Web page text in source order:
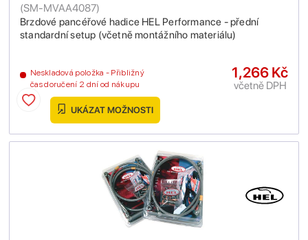
Brzdové pancéřové hadice HEL Performance - přední
standardní setup (včetně montážního materiálu)
(SM-MVAA4087)
Neskladová položka - Přibližný
čas doručení 2 dní od nákupu
1,266 Kč
včetně DPH
UKÁZAT MOŽNOSTI